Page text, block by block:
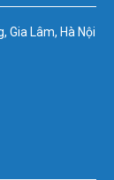
Gia Lâm, Hà Nội